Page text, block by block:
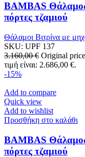
BAMBAS Θάλαμος
πόρτες τζαμιού
Θάλαμοι Βιτρίνα με
SKU: UPF 137
3.160,00€ Original
τιμή είναι: 2.686,00 €.
-15%
Add to compare
Quick view
Add to wishlist
Προσθήκη στο καλάθι
BAMBAS
πόρτες τζαμιού